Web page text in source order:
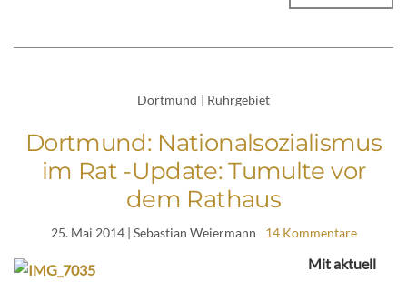
Dortmund | Ruhrgebiet
Dortmund: Nationalsozialismus
im Rat -Update: Tumulte vor
dem Rathaus
25. Mai 2014| Sebastian Weiermann 14 Kommentare
Mit aktuell